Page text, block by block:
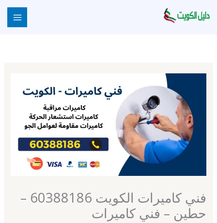
إلى
فني كاميرات الكويت 60388186 –
حطين – فني كاميرات